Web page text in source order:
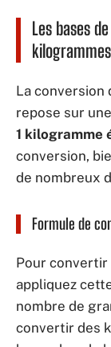
Les bases
kilogrammes
La conversion
repose sur
1 kilogramme
conversion,
de nombreux
Formule de
Pour convertir
appliquez
nombre de
convertir des